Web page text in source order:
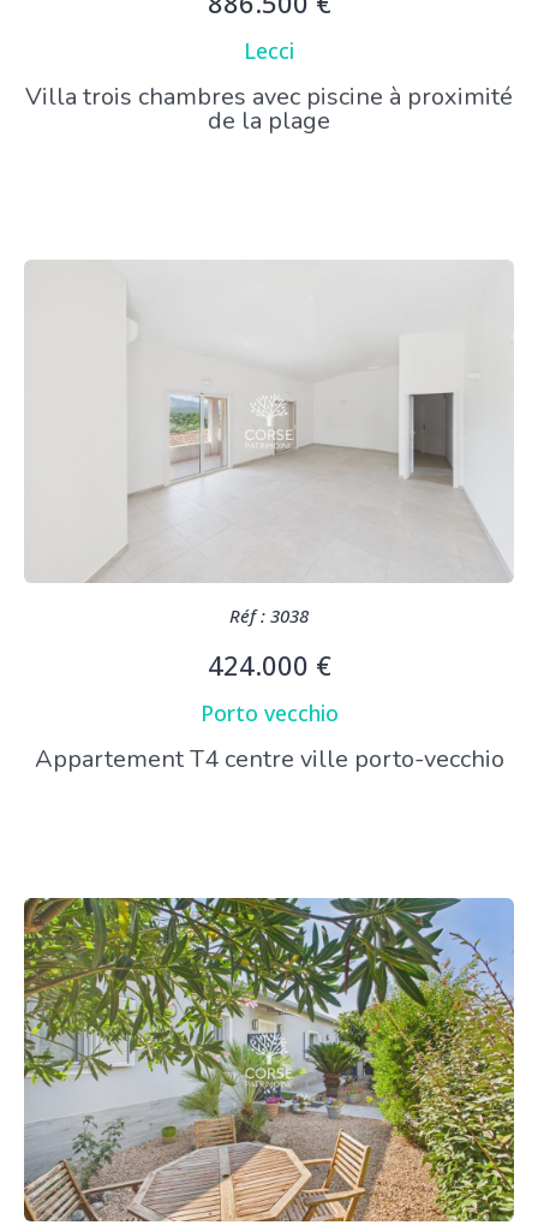
Lecci
Villa trois chambres avec piscine à proximité
de la plage
Réf : 3038
424.000 €
Porto vecchio
Appartement T4 centre ville porto-vecchio